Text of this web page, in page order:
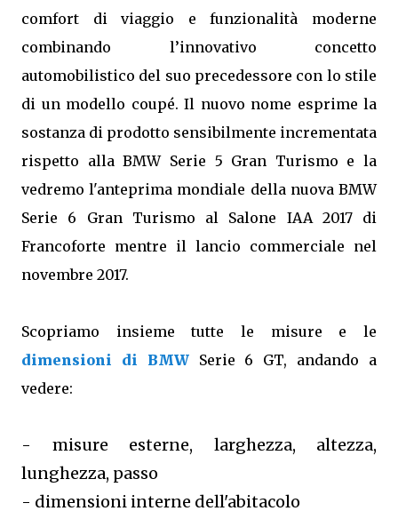
comfort di viaggio e funzionalità moderne
combinando l’innovativo concetto
automobilistico del suo precedessore con lo stile
di un modello coupé. Il nuovo nome esprime la
sostanza di prodotto sensibilmente incrementata
rispetto alla BMW Serie 5 Gran Turismo e la
vedremo l'anteprima mondiale della nuova BMW
Serie 6 Gran Turismo al Salone IAA 2017 di
Francoforte mentre il lancio commerciale nel
novembre 2017.
Scopriamo insieme tutte le misure e le
dimensioni di BMWSerie 6 GT, andando a
vedere:
- misure esterne, larghezza, altezza,
lunghezza, passo
- dimensioni interne dell'abitacolo